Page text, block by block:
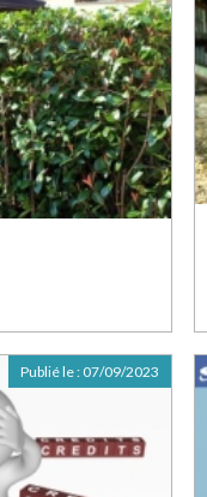
Publié le : 07/09/2023